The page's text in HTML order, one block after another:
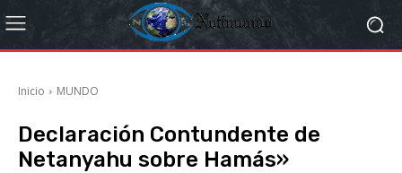
Inicio MUNDO
Declaración Contundente de
Netanyahu sobre Hamás»